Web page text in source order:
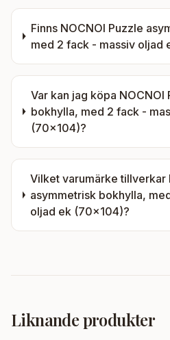
Finns NOCNOI Puzzle
med 2 fack - massiv oljad
Var kan jag köpa NOCNOI
bokhylla, med 2 fack -
(70x104)?
Vilket varumärke tillverkar
asymmetrisk bokhylla,
oljad ek (70x104)?
Liknande produkter